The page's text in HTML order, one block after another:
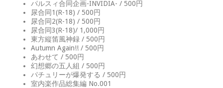
パルスィ合同企画-INVIDIA- / 500円
尿合同1(R-18) / 500円
尿合同2(R-18) / 500円
尿合同3(R-18)/ 1,000円
東方縦笛風神録 / 500円
Autumn Again!! / 500円
あわせて / 500円
幻想郷の五人組 / 500円
パチュリーが爆発する / 500円
室内楽作品総集編 No.001